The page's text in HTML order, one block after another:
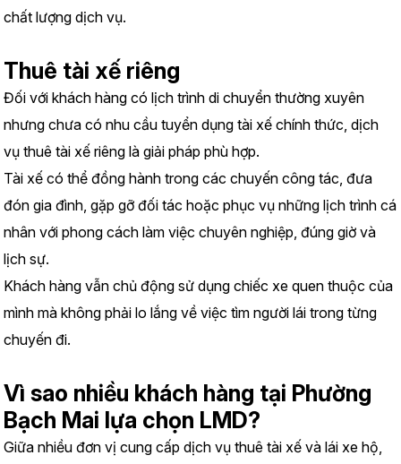
chất lượng dịch vụ.
Thuê tài xế riêng
Đối với khách hàng có lịch trình di chuyển thường xuyên
nhưng chưa có nhu cầu tuyển dụng tài xế chính thức, dịch
vụ thuê tài xế riêng là giải pháp phù hợp.
Tài xế có thể đồng hành trong các chuyến công tác, đưa
đón gia đình, gặp gỡ đối tác hoặc phục vụ những lịch trình cá
nhân với phong cách làm việc chuyên nghiệp, đúng giờ và
lịch sự.
Khách hàng vẫn chủ động sử dụng chiếc xe quen thuộc của
mình mà không phải lo lắng về việc tìm người lái trong từng
chuyến đi.
Vì sao nhiều khách hàng tại Phường
Bạch Mai lựa chọn LMD?
Giữa nhiều đơn vị cung cấp dịch vụ thuê tài xế và lái xe hộ,